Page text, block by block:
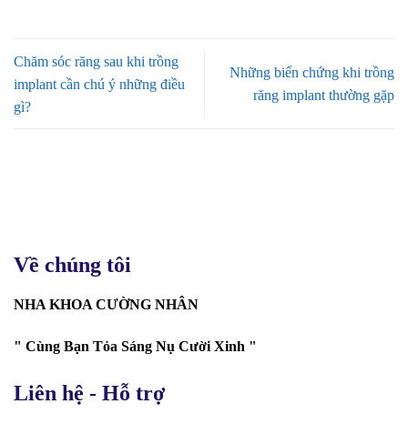
Chăm sóc răng sau khi trồng
implant cần chú ý những điều
gì?
Những biến chứng khi trồng
răng implant thường gặp
Về chúng tôi
NHA KHOA CƯỜNG NHÂN
" Cùng Bạn Tỏa Sáng Nụ Cười Xinh "
Liên hệ - Hỗ trợ